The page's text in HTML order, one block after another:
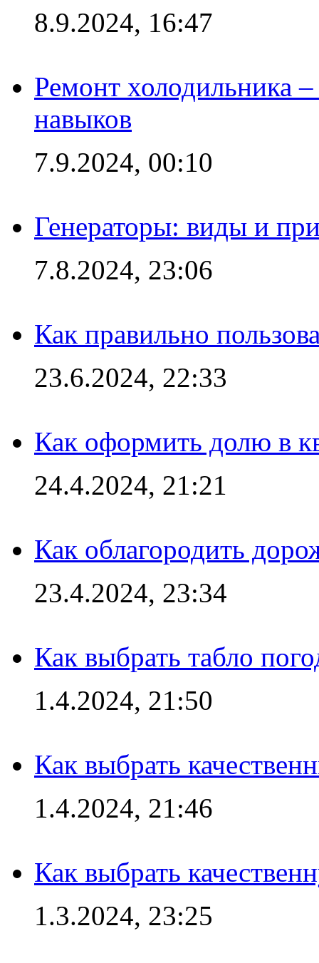
8.9.2024, 16:47
Ремонт холодильника
навыков
7.9.2024, 00:10
Генераторы: виды и
7.8.2024, 23:06
Как правильно
23.6.2024, 22:33
Как оформить долю в
24.4.2024, 21:21
Как облагородить
23.4.2024, 23:34
Как выбрать табло
1.4.2024, 21:50
Как выбрать
1.4.2024, 21:46
Как выбрать
1.3.2024, 23:25